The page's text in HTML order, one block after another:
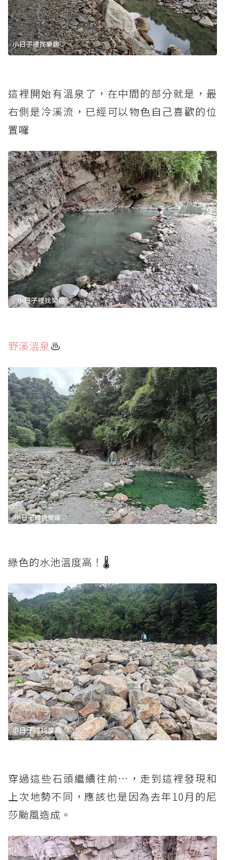
這裡開始有溫泉了，在中間的部分就是，最
右側是冷溪流，已經可以物色自己喜歡的位
置囉
野溪溫泉♨
綠色的水池溫度高！🌡️
穿過這些石頭繼續往前…，走到這裡發現和
上次地勢不同，應該也是因為去年10月的尼
莎颱風造成。